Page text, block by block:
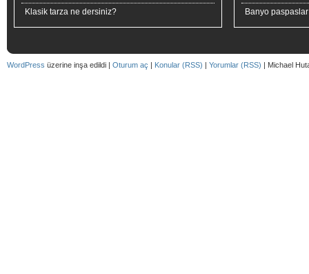
Klasik tarza ne dersiniz?
Banyo
WordPress üzerine inşa edildi | Oturum aç | Konular (RSS) | Yorumlar (RSS) | Michael